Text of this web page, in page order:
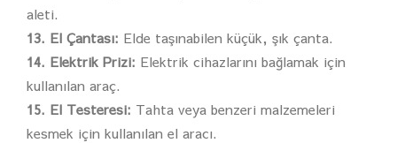
aleti.
13. El Çantası: Elde taşınabilen küçük, şık çanta.
14. Elektrik Prizi: Elektrik cihazlarını bağlamak için
kullanılan araç.
15. El Testeresi: Tahta veya benzeri malzemeleri
kesmek için kullanılan el aracı.